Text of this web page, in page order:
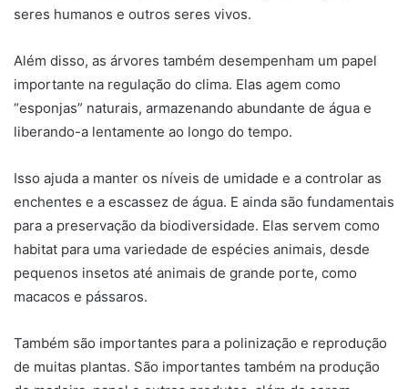
seres humanos e outros seres vivos.
Além disso, as árvores também desempenham um papel
importante na regulação do clima. Elas agem como
“esponjas” naturais, armazenando abundante de água e
liberando-a lentamente ao longo do tempo.
Isso ajuda a manter os níveis de umidade e a controlar as
enchentes e a escassez de água. E ainda são fundamentais
para a preservação da biodiversidade. Elas servem como
habitat para uma variedade de espécies animais, desde
pequenos insetos até animais de grande porte, como
macacos e pássaros.
Também são importantes para a polinização e reprodução
de muitas plantas. São importantes também na produção